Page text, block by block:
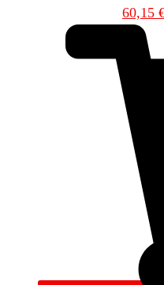
60,15